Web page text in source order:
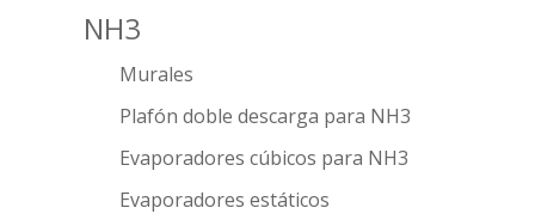
NH3
Murales
Plafón doble descarga para NH3
Evaporadores cúbicos para NH3
Evaporadores estáticos